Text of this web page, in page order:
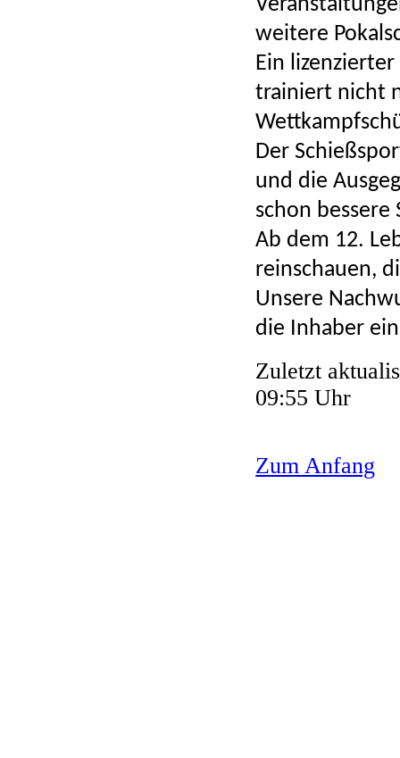
weitere
Ein
trainiert nicht
Der
und die
schon
Ab dem 12.
reinschauen,
Unsere
die Inhaber
Zuletzt
09:55 Uhr
Zum Anfang